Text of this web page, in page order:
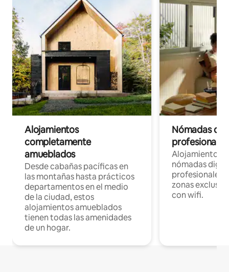
Alojamientos
completamente
amueblados
Desde cabañas pacíficas en
las montañas hasta prácticos
departamentos en el medio
de la ciudad, estos
alojamientos amueblados
tienen todas las amenidades
de un hogar.
Nómadas
Alojamientos
nómadas
profesionales
zonas
con wifi.